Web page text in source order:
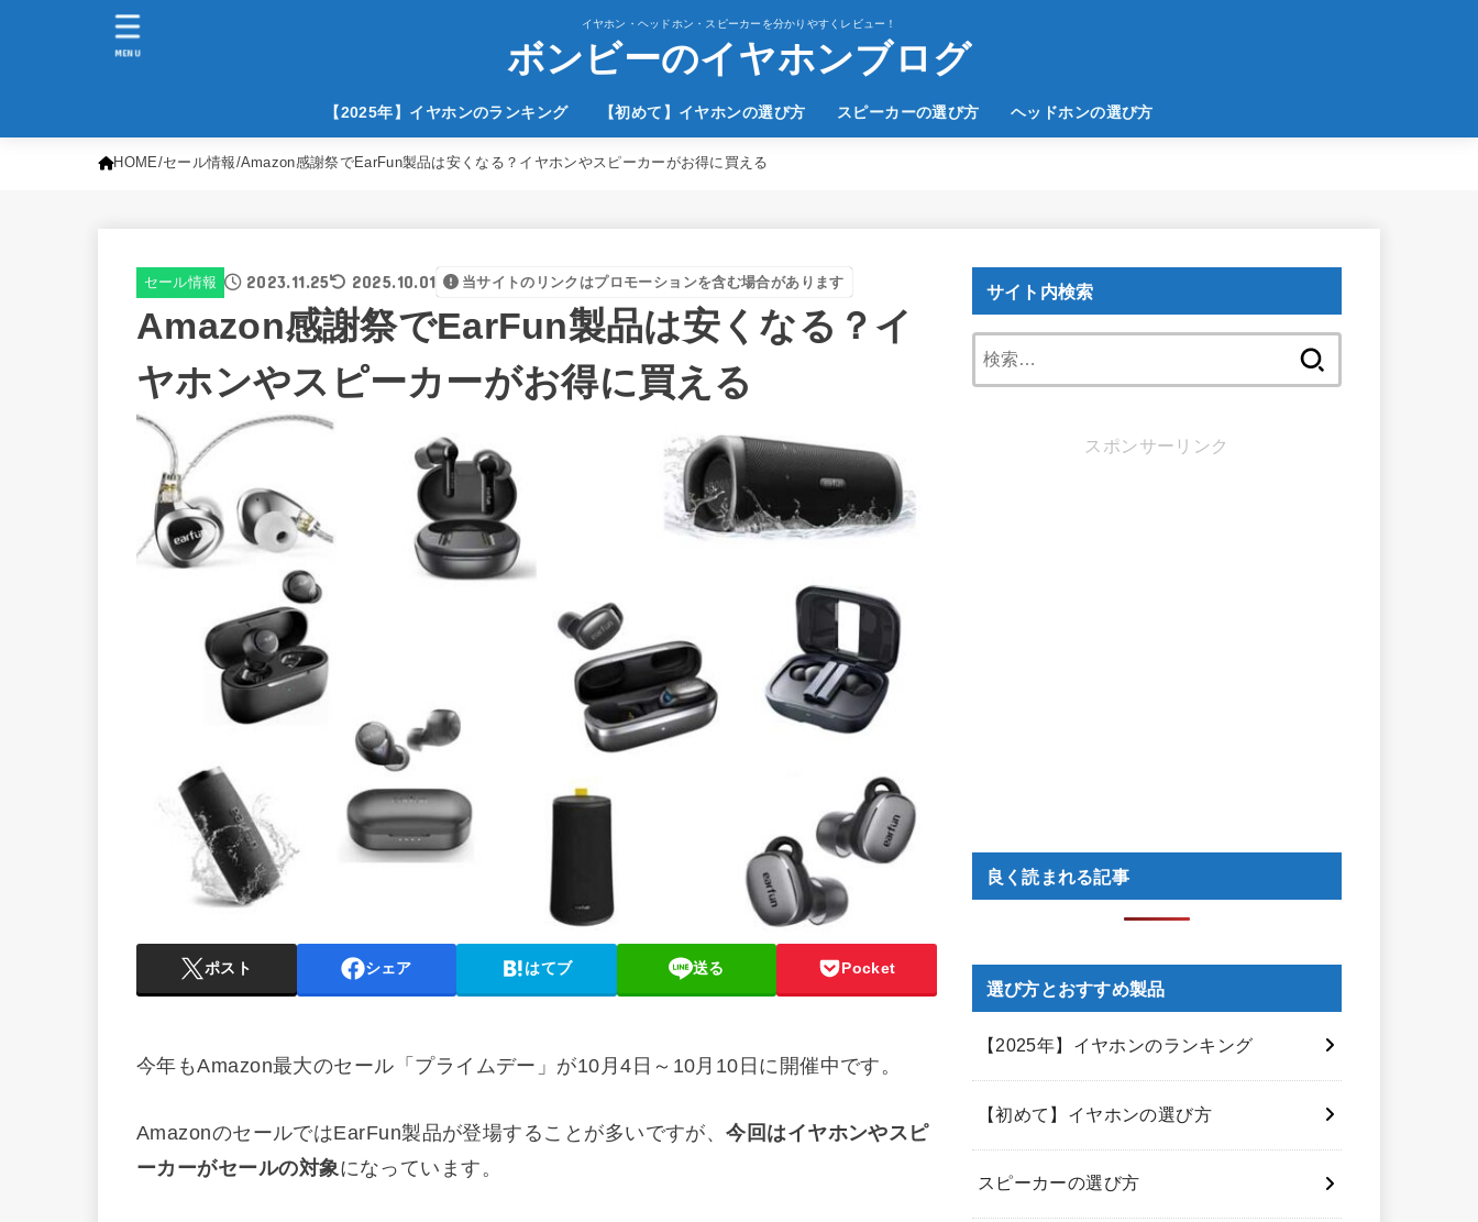
イヤホン・ヘッドホン・スピーカーを分かりやすくレビュー！
ボンビーのイヤホンブログ
【2025年】イヤホンのランキング 【初めて】イヤホンの選び方 スピーカーの選び方 ヘッドホンの選び方
MENU
HOME セール情報 Amazon感謝祭でEarFun製品は安くなる？イヤホンやスピーカーがお得に買える
セール情報 2023.11.25 2025.10.01 当サイトのリンクはプロモーションを含む場合があります
Amazon感謝祭でEarFun製品は安くなる？イ
ヤホンやスピーカーがお得に買える
ポスト シェア はてブ 送る Pocket
今年もAmazon最大のセール「プライムデー」が10月4日～10月10日に開催中です。
AmazonのセールではEarFun製品が登場することが多いですが、今回はイヤホンやスピ
ーカーがセールの対象 になっています。
サイト内検索
索:
スポンサーリンク
良く読まれる記事
選び方とおすすめ製品
【2025年】イヤホンのランキング
【初めて】イヤホンの選び方
スピーカーの選び方